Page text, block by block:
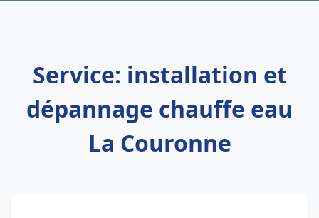
Service: installation et
dépannage chauffe eau
La Couronne